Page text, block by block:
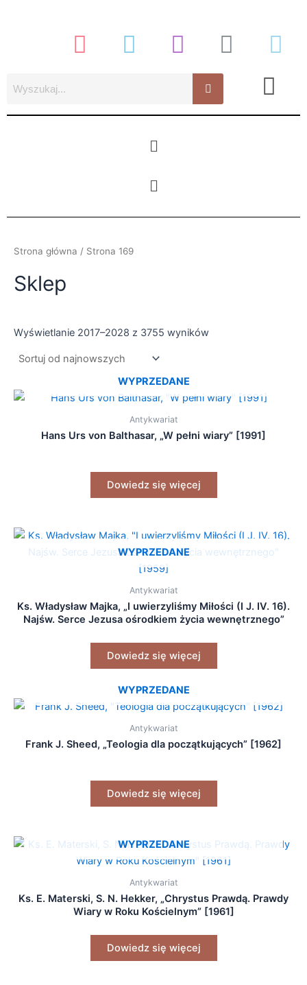
Menu
Menu
Strona główna / Strona 169
Sklep
Wyświetlanie 2017–2028 z 3755 wyników
WYPRZEDANE
Antykwariat
Hans Urs von Balthasar, „W pełni wiary” [1991]
Dowiedz się więcej
WYPRZEDANE
Antykwariat
Ks. Władysław Majka, „I uwierzyliśmy Miłości (I J. IV. 16).
Najśw. Serce Jezusa ośrodkiem życia wewnętrznego”
Dowiedz się więcej
WYPRZEDANE
Antykwariat
Frank J. Sheed, „Teologia dla początkujących” [1962]
Dowiedz się więcej
WYPRZEDANE
Antykwariat
Ks. E. Materski, S. N. Hekker, „Chrystus Prawdą. Prawdy
Wiary w Roku Kościelnym” [1961]
Dowiedz się więcej